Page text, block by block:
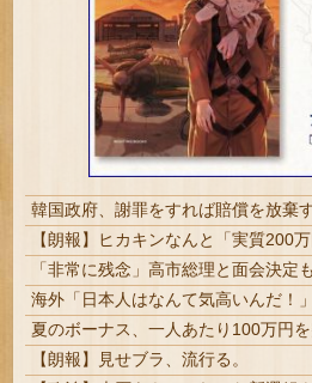
夏のボーナス、一人あたり100万円
【朗報】見せブラ、流行る。